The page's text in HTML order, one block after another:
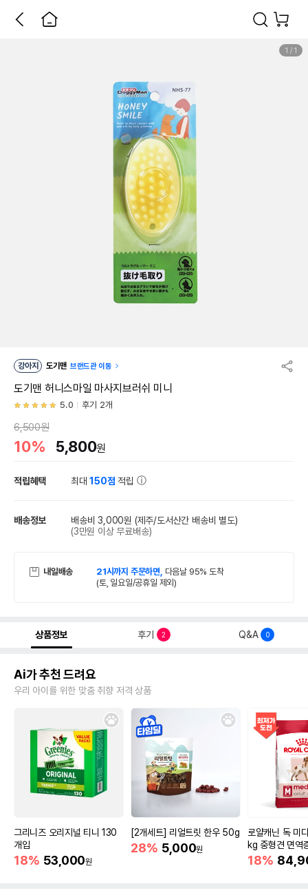
1 / 1
강아지 도기맨 브랜드관 이동
도기맨 허니스마일 마사지브러쉬 미니
5.0 후기 2개
6,500원
10% 5,800원
적립혜택 최대150점 적립
배송정보 배송비 3,000원 (제주/도서산간 배송비 별도)
(3만원 이상 무료배송)
내일배송 21시까지 주문하면, 다음날 95% 도착
(토, 일요일/공휴일 제외)
상품정보 후기 2 Q&A 0
Ai가 추천 드려요
우리 아이를 위한 맞춤 취향 저격 상품
그리니즈 오리지널 티니 130
개입
18% 53,000원
[2개세트] 리얼트릿 한우 50g
28% 5,000원
로얄캐닌 독 미
kg 중형견 면역
18%